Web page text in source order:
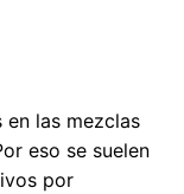
las mezclas
eso se suelen
por